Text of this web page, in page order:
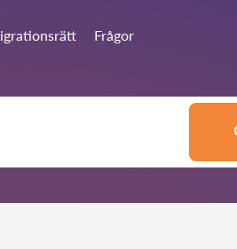
Frågor